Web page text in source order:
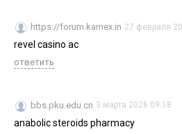
https://forum.karnex.in 27 февраля
revel casino ac
ответить
bbs.pku.edu.cn 3 марта 2026 09:18
anabolic steroids pharmacy